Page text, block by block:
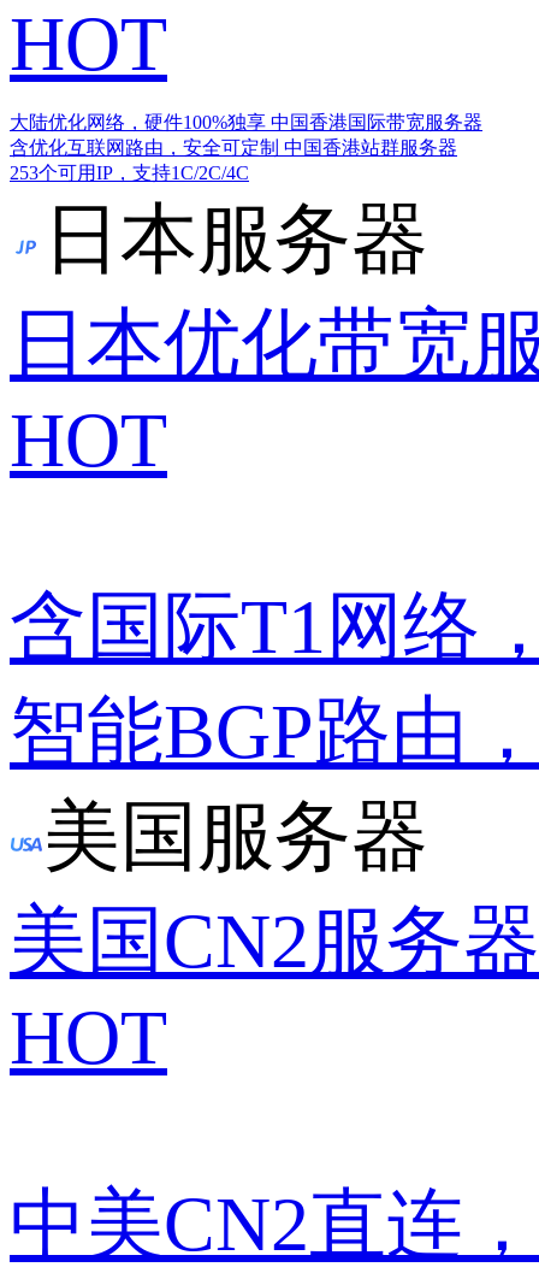
HOT
大陆优化网络，硬件100%独享 中国香港国际带宽服务器
含优化互联网路由，安全可定制 中国香港站群服务器
253个可用IP，支持1C/2C/4C
日本服务器
日本优化带宽
HOT
含国际T1网络
智能BGP路由
美国服务器
美国CN2服务器
HOT
中美CN2直连